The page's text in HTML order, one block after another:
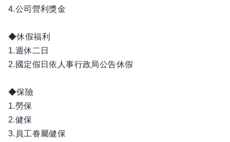
4.公司營利獎金
◆休假福利
1.週休二日
2.國定假日依人事行政局公告休假
◆保險
1.勞保
2.健保
3.員工眷屬健保